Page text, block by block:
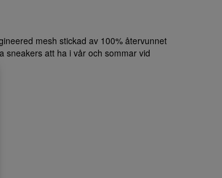
mesh stickad av 100% återvunnet
sneakers att ha i vår och sommar vid